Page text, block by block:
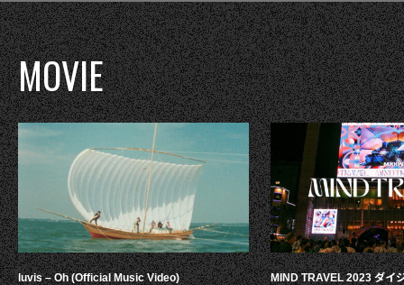
MOVIE
luvis – Oh (Official Music Video) MIND TRAVEL 2023 ダイ